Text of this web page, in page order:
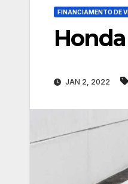
FINANCIAMENTO DE
JAN 2, 2022